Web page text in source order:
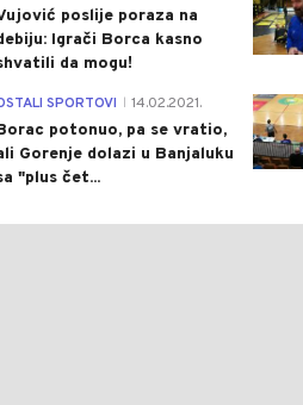
poslije poraza na
Igrači Borca kasno
da mogu!
SPORTOVI 14.02.2021.
potonuo, pa se vratio,
Gorenje dolazi u Banjaluku
"plus čet...